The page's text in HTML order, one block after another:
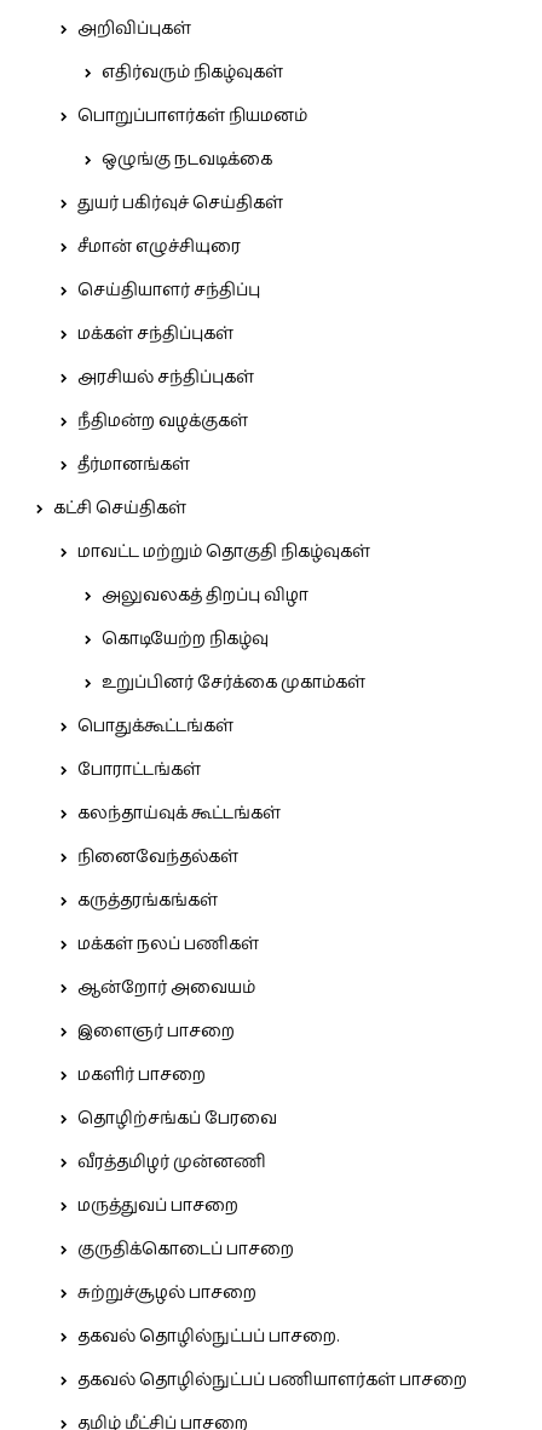
அறிவிப்புகள்
எதிர்வரும் நிகழ்வுகள்
பொறுப்பாளர்கள் நியமனம்
ஒழுங்கு நடவடிக்கை
துயர் பகிர்வுச் செய்திகள்
சீமான் எழுச்சியுரை
செய்தியாளர் சந்திப்பு
மக்கள் சந்திப்புகள்
அரசியல் சந்திப்புகள்
நீதிமன்ற வழக்குகள்
தீர்மானங்கள்
கட்சி செய்திகள்
மாவட்ட மற்றும் தொகுதி நிகழ்வுகள்
அலுவலகத் திறப்பு விழா
கொடியேற்ற நிகழ்வு
உறுப்பினர் சேர்க்கை முகாம்கள்
பொதுக்கூட்டங்கள்
போராட்டங்கள்
கலந்தாய்வுக் கூட்டங்கள்
நினைவேந்தல்கள்
கருத்தரங்கங்கள்
மக்கள் நலப் பணிகள்
ஆன்றோர் அவையம்
இளைஞர் பாசறை
மகளிர் பாசறை
தொழிற்சங்கப் பேரவை
வீரத்தமிழர் முன்னணி
மருத்துவப் பாசறை
குருதிக்கொடைப் பாசறை
சுற்றுச்சூழல் பாசறை
தகவல் தொழில்நுட்பப் பாசறை.
தகவல் தொழில்நுட்பப் பணியாளர்கள் பாசறை
தமிழ் மீட்சிப் பாசறை